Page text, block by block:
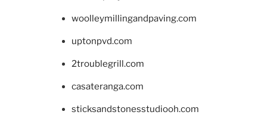
woolleymillingandpaving.com
uptonpvd.com
2troublegrill.com
casateranga.com
sticksandstonesstudiooh.com